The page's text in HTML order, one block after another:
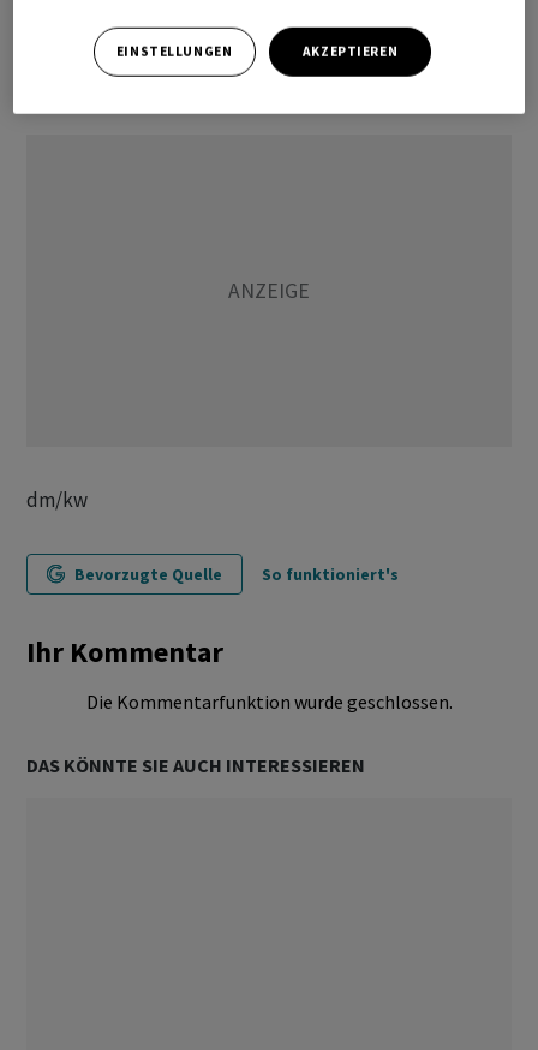
Asmallworld hatte im vergangenen Jahr eine
Beteiligung von 10 Prozent an der Global Hotel Alliance
dm/kw
Bevorzugte Quelle So funktioniert's
Ihr Kommentar
Die Kommentarfunktion wurde geschlossen.
DAS KÖNNTE SIE AUCH INTERESSIEREN
EINSTELLUNGEN AKZEPTIEREN